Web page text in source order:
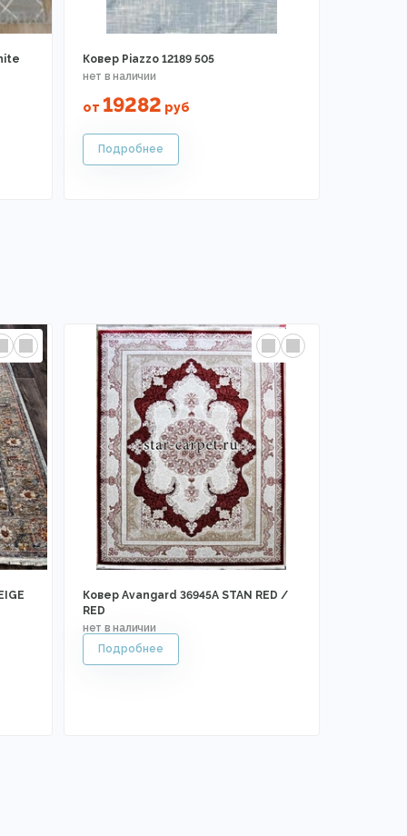
Ковер Piazzo 12189 505
от 19282 руб
Ковер Avangard 36945A STAN RED /
RED